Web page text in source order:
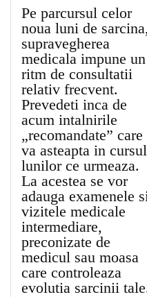
Pe parcursul celor
noua luni de sarcina,
supravegherea
medicala impune un
ritm de consultatii
relativ frecvent.
Prevedeti inca de
acum intalnirile
„recomandate” care
va asteapta in cursul
lunilor ce urmeaza.
La acestea se vor
adauga examenele
vizitele medicale
intermediare,
preconizate de
medicul sau moasa
care controleaza
evolutia sarcinii